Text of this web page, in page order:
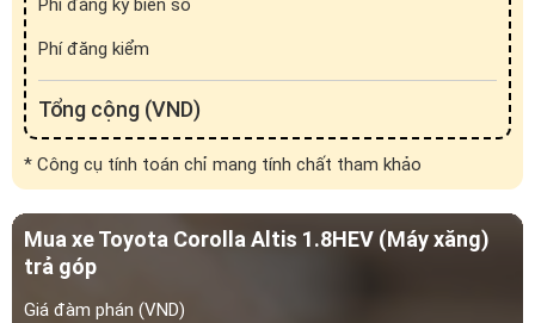
Mua xe Toyota Corolla Altis 1.8HEV (Máy xăng)
trả góp
Giá đàm phán (VND)
0 VND
0